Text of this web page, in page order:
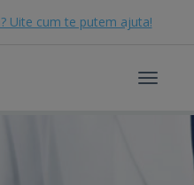
Uite cum te putem ajuta!
Toggle